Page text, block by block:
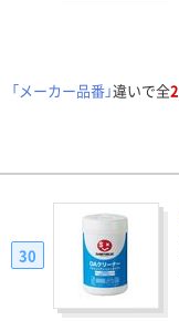
「メーカー品番」違いで全2
30